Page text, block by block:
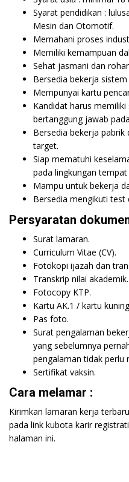
Syarat pendidikan :
Mesin dan Otomotif.
Memahani proses
Memiliki kemampuan
Sehat jasmani dan
Bersedia bekerja
Mempunyai kartu
Kandidat harus
bertanggung jawab
Bersedia bekerja
target.
Siap mematuhi
pada lingkungan tempat
Mampu untuk bekerja
Bersedia mengikuti test
Persyaratan
Surat lamaran.
Curriculum Vitae (CV).
Fotokopi ijazah dan
Transkrip nilai akademik.
Fotocopy KTP.
Kartu AK.1 / kartu
Pas foto.
Surat pengalaman
yang sebelumnya
pengalaman tidak perlu
Sertifikat vaksin.
Cara melamar :
Kirimkan lamaran kerja
pada link kubota karir
halaman ini.